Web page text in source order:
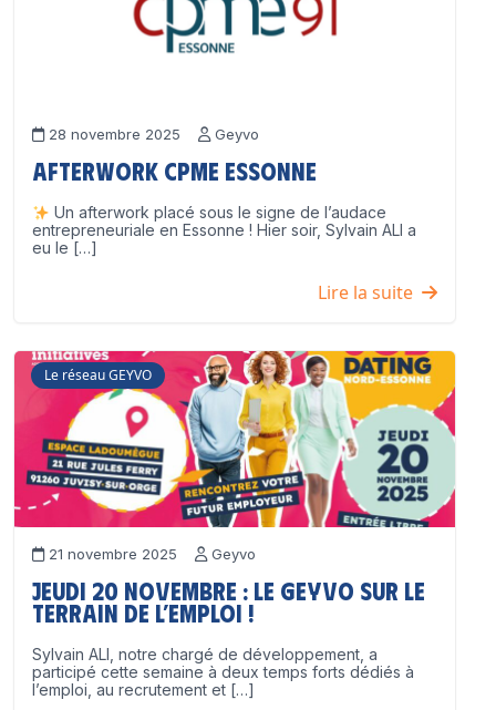
28 novembre 2025 Geyvo
Afterwork CPME Essonne
Un afterwork placé sous le signe de l’audace
entrepreneuriale en Essonne ! Hier soir, Sylvain ALI a
eu le […]
Lire la suite
Le réseau GEYVO
21 novembre 2025 Geyvo
Jeudi 20 novembre : le GEYVO sur le
terrain de l’emploi !
Sylvain ALI, notre chargé de développement, a
participé cette semaine à deux temps forts dédiés à
l’emploi, au recrutement et […]